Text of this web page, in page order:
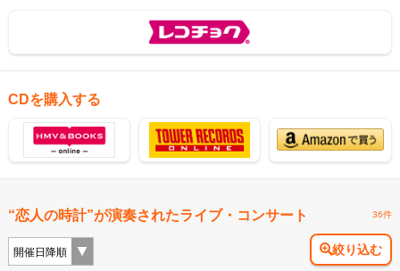
CDを購入する
“恋人の時計”が演奏されたライブ・コンサート 36件
絞り込む